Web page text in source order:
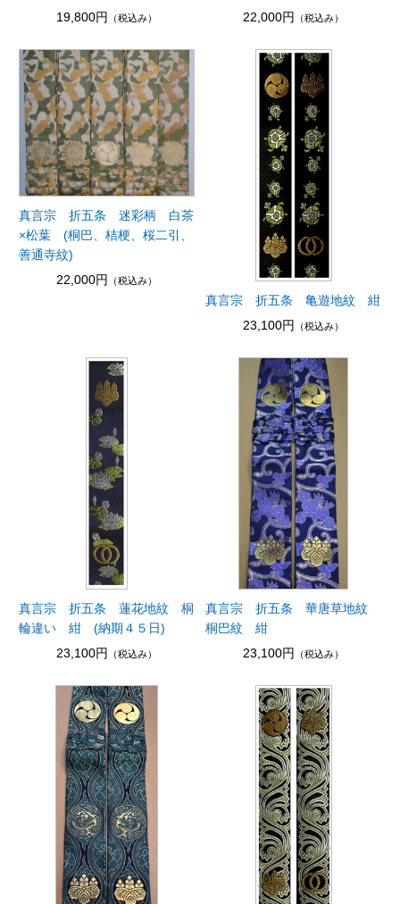
19,800円
（税込み）
22,000円
（税込み）
真言宗 折五条 迷彩柄 白茶
×松葉 (桐巴、桔梗、桜二引、
善通寺紋)
22,000円
（税込み）
真言宗 折五条 亀遊地紋 紺
23,100円
（税込み）
真言宗 折五条 蓮花地紋 桐
輪違い 紺 (納期４５日)
23,100円
（税込み）
真言宗 折五条 華唐草地紋
桐巴紋 紺
23,100円
（税込み）